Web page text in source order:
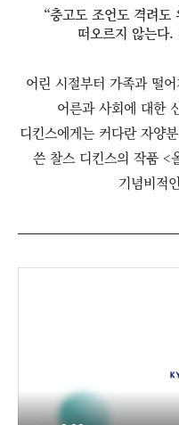
“충고도 조언도 격려도
떠오르지 않는다
어린 시절부터 가족과 떨
어른과 사회에 대한
디킨스에게는 커다란 자양
쓴 찰스 디킨스의 작품 <
기념비적